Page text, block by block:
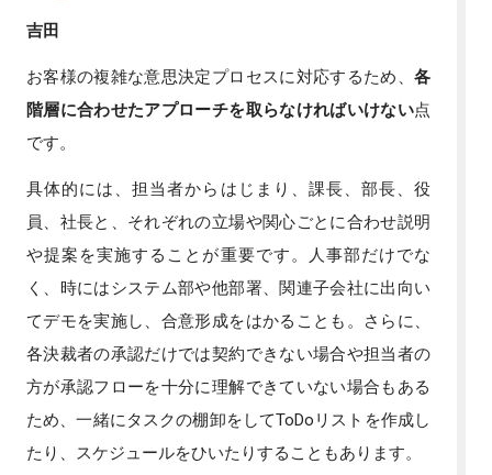
吉田
お客様の複雑な意思決定プロセスに対応するため、 各
階層に合わせたアプローチを取らなければいけない点
です。
具体的には、担当者からはじまり、課長、部長、役
員、社長と、それぞれの立場や関心ごとに合わせ説明
や提案を実施することが重要です。人事部だけでな
く、時にはシステム部や他部署、関連子会社に出向い
てデモを実施し、合意形成をはかることも。さらに、
各決裁者の承認だけでは契約できない場合や担当者の
方が承認フローを十分に理解できていない場合もある
ため、一緒にタスクの棚卸をしてToDoリストを作成し
たり、スケジュールをひいたりすることもあります。